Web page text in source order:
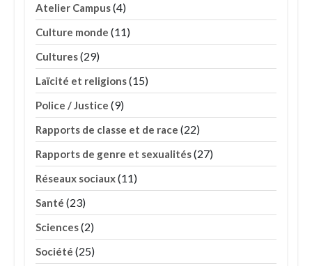
Atelier Campus(4)
Culture monde (11)
Cultures(29)
Laïcité et religions(15)
Police / Justice (9)
Rapports de classe et de race (22)
Rapports de genre et sexualités(27)
Réseaux sociaux(11)
Santé (23)
Sciences(2)
Société (25)